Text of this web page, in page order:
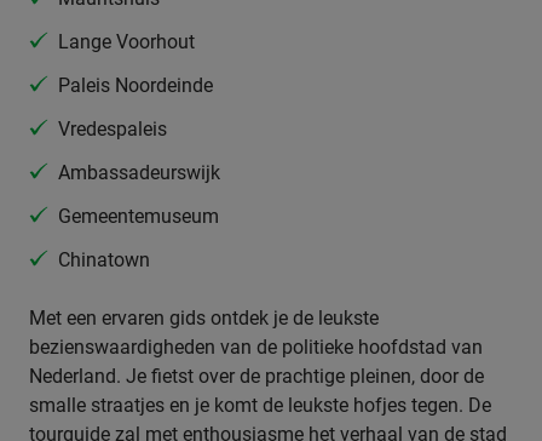
Lange Voorhout
Paleis Noordeinde
Vredespaleis
Ambassadeurswijk
Gemeentemuseum
Chinatown
Met een ervaren gids ontdek je de leukste
bezienswaardigheden van de politieke hoofdstad van
Nederland. Je fietst over de prachtige pleinen, door de
smalle straatjes en je komt de leukste hofjes tegen. De
tourguide zal met enthousiasme het verhaal van de stad